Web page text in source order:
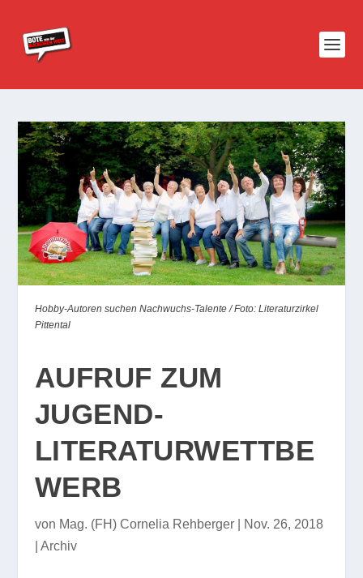
Hobby-Autoren suchen Nachwuchs-Talente / Foto: Literaturzirkel
Pittental
AUFRUF ZUM
JUGEND-
LITERATURWETTBE
WERB
von Mag. (FH) Cornelia Rehberger|
Nov. 26, 2018
Archiv